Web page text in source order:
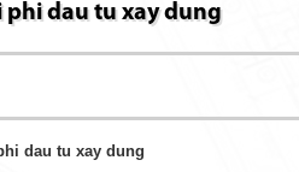
phi dau tu xay dung
dau tu xay dung